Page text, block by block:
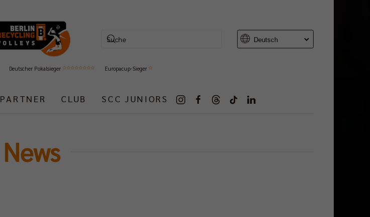
Deutscher Pokalsieger Europacup-Sieger
PARTNER CLUB SCC JUNIORS
News